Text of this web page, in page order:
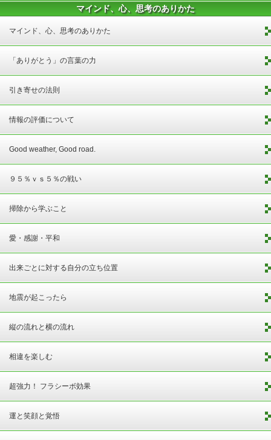
マインド、心、思考のありかた
マインド、心、思考のありかた
「ありがとう」の言葉の力
引き寄せの法則
情報の評価について
Good weather, Good road.
９５％ｖｓ５％の戦い
掃除から学ぶこと
愛・感謝・平和
出来ごとに対する自分の立ち位置
地震が起こったら
縦の流れと横の流れ
相違を楽しむ
超強力！ フラシーボ効果
運と笑顔と覚悟